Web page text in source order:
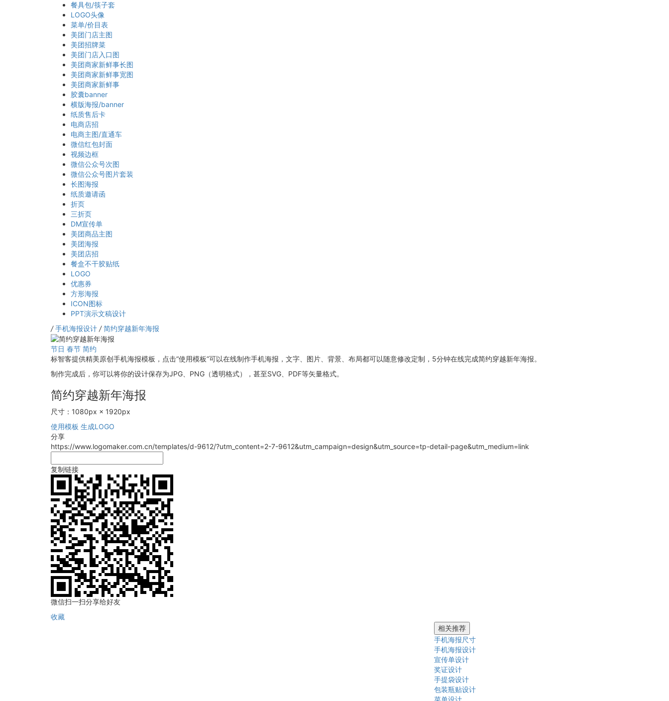
餐具包/筷子套
LOGO头像
菜单/价目表
美团门店主图
美团招牌菜
美团门店入口图
美团商家新鲜事长图
美团商家新鲜事宽图
美团商家新鲜事
胶囊banner
横版海报/banner
纸质售后卡
电商店招
电商主图/直通车
微信红包封面
视频边框
微信公众号次图
微信公众号图片套装
长图海报
纸质邀请函
折页
三折页
DM宣传单
美团商品主图
美团海报
美团店招
餐盒不干胶贴纸
LOGO
优惠券
方形海报
ICON图标
PPT演示文稿设计
/ 手机海报设计 / 简约穿越新年海报
节日 春节 简约
标智客提供精美原创手机海报模板，点击“使用模板”可以在线制作手机海报，文字、图片、背景、布局都可以随意修改定制，5分钟在线完成简约穿越新年海报。
制作完成后，你可以将你的设计保存为JPG、PNG（透明格式），甚至SVG、PDF等矢量格式。
简约穿越新年海报
尺寸：1080px × 1920px
使用模板 生成LOGO
分享
https://www.logomaker.com.cn/templates/d-9612/?utm_content=2-7-9612&utm_campaign=design&utm_source=tp-detail-page&utm_medium=link
复制链接
微信扫一扫分享给好友
收藏
相关推荐
手机海报尺寸
手机海报设计
宣传单设计
奖证设计
手提袋设计
包装瓶贴设计